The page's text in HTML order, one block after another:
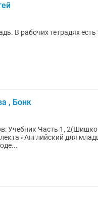
В рабочих тетрадях
, Бонк
Учебник Часть 1,
«Английский для